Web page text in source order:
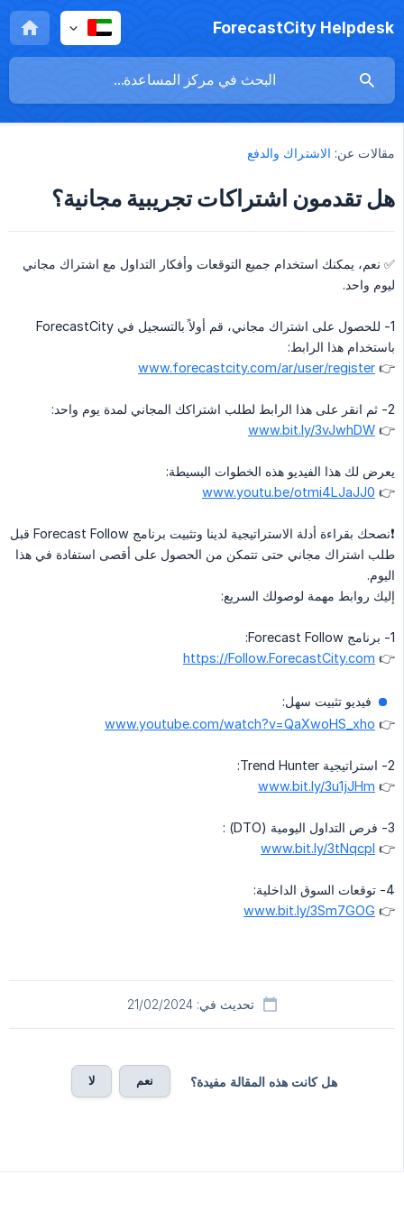
ForecastCity Helpdesk
مقالات عن: الاشتراك والدفع
هل تقدمون اشتراكات تجريبية مجانية؟
✅ نعم، يمكنك استخدام جميع التوقعات وأفكار التداول مع اشتراك مجاني
ليوم واحد.
1- للحصول على اشتراك مجاني، قم أولاً بالتسجيل في ForecastCity
باستخدام هذا الرابط:
👉
www.forecastcity.com/ar/user/register
2- ثم انقر على هذا الرابط لطلب اشتراكك المجاني لمدة يوم واحد:
👉
www.bit.ly/3vJwhDW
يعرض لك هذا الفيديو هذه الخطوات البسيطة:
👉
www.youtu.be/otmi4LJaJJ0
❗️نصحك بقراءة أدلة الاستراتيجية لدينا وتثبيت برنامج Forecast Follow قبل
طلب اشتراك مجاني حتى تتمكن من الحصول على أقصى استفادة في هذا
اليوم.
إليك روابط مهمة لوصولك السريع:
1- برنامج Forecast Follow:
👉
https://Follow.ForecastCity.com
فيديو تثبيت سهل:
👉
www.youtube.com/watch?v=QaXwoHS_xho
2- استراتيجية Trend Hunter:
👉
www.bit.ly/3u1jJHm
3- فرص التداول اليومية (DTO) :
👉
www.bit.ly/3tNqcpI
4- توقعات السوق الداخلية:
👉
www.bit.ly/3Sm7GOG
تحديث في: 21/02/2024
هل كانت هذه المقالة مفيدة؟ نعم لا